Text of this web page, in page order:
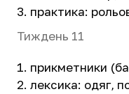
практика:
Тиждень 11
прикметники
лексика: одяг,